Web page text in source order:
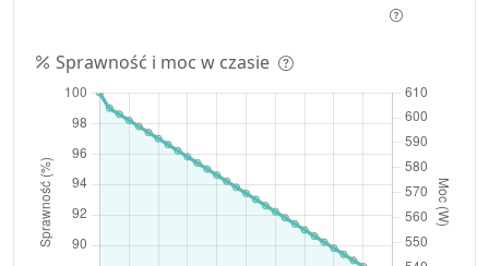
Sprawność i moc w czasie